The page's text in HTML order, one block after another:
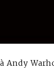
Andy